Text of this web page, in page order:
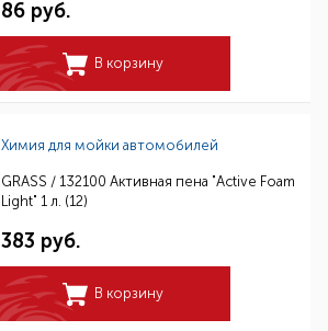
86 руб.
В корзину
Химия для мойки автомобилей
GRASS / 132100 Активная пена "Active Foam
Light" 1 л. (12)
383 руб.
В корзину